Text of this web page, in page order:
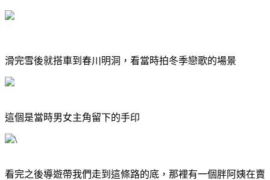
滑完雪後就搭車到春川明洞，看當時拍冬季戀歌的場景
這個是當時男女主角留下的手印
\
看完之後導遊帶我們走到這條路的底，那裡有一個胖阿姨在賣